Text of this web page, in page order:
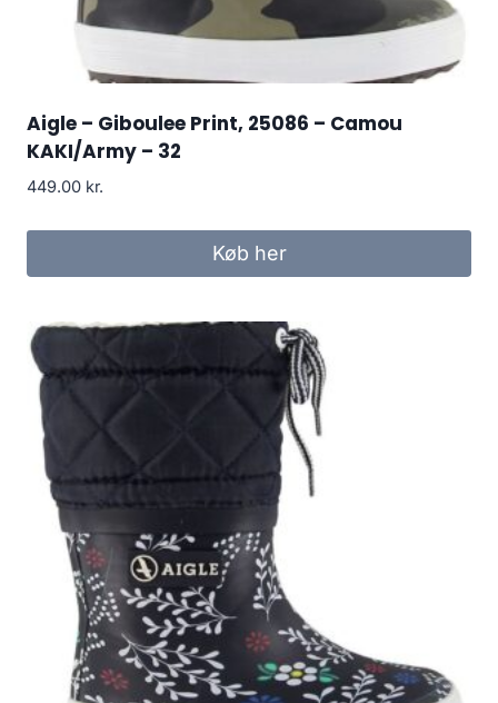
Aigle – Giboulee Print, 25086 – Camou
KAKI/Army – 32
449.00 kr.
Køb her